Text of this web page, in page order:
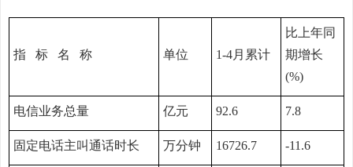
指 标 名 称 单位 1-4月累计
比上年同
期增长
(%)
电信业务总量 亿元 92.6 7.8
固定电话主叫通话时长 万分钟 16726.7 -11.6